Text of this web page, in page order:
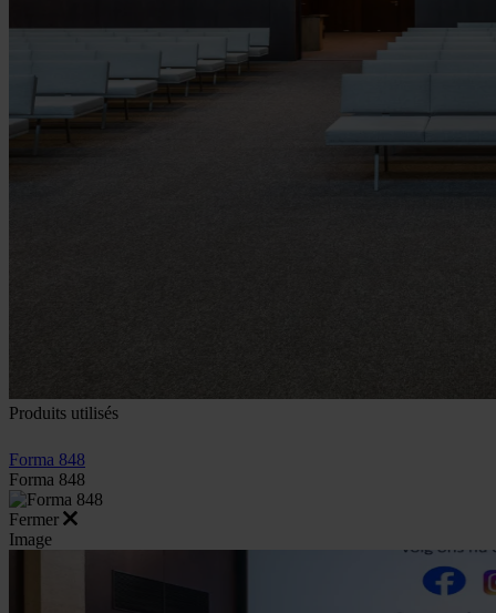
Produits utilisés
Forma 848
Forma 848
Fermer
Image